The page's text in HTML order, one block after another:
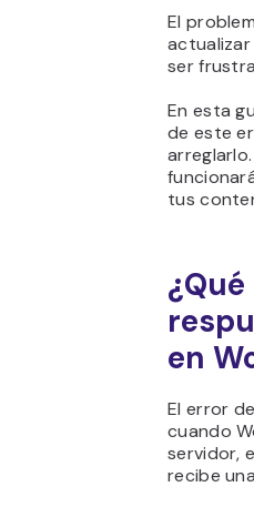
El
ser
En esta
de este
tus
en
El error
cuando
servidor,
recibe